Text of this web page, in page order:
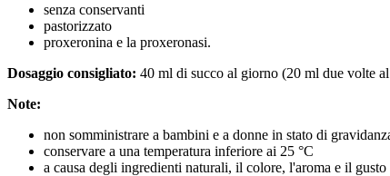
senza conservanti
pastorizzato
proxeronina e la proxeronasi.
Dosaggio consigliato: 40 ml di succo al giorno (20 ml due volte
Note:
non somministrare a bambini e a donne in stato di
conservare a una temperatura inferiore ai 25 °C
a causa degli ingredienti naturali, il colore, l'aroma e il gusto